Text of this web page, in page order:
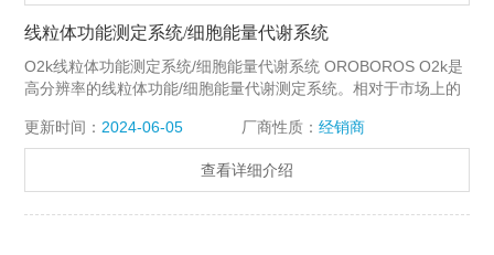
线粒体功能测定系统/细胞能量代谢系统
O2k线粒体功能测定系统/细胞能量代谢系统 OROBOROS O2k是
高分辨率的线粒体功能/细胞能量代谢测定系统。相对于市场上的
高，分辨率高的特别。这款仪器为生物能学，线粒体生理学，线
粒体病理的临床诊断和研究树立了一个新的标准。 OROBOROS
O2k 用于一些低呼吸活性,快速代谢反应和低氧水平的呼吸测定,在
更新时间： 2024-06-05 厂商性质： 经销商
查看详细介绍